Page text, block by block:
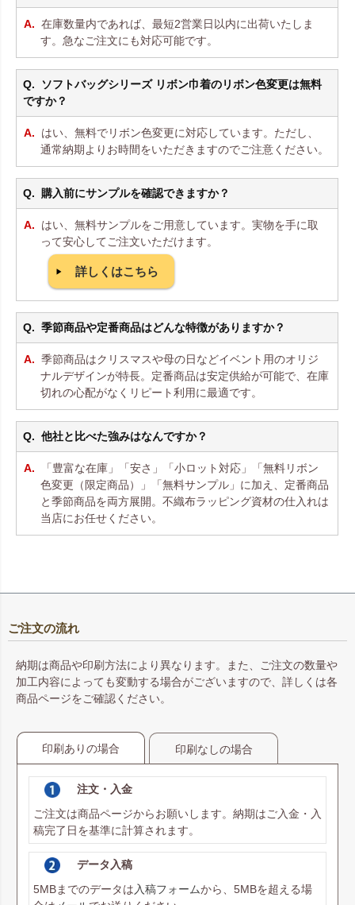
在庫数量内であれば、最短2営業日以内に出荷いたしま
す。急なご注文にも対応可能です。
ソフトバッグシリーズ リボン巾着のリボン色変更は無料
ですか？
はい、無料でリボン色変更に対応しています。ただし、
通常納期よりお時間をいただきますのでご注意ください。
購入前にサンプルを確認できますか？
はい、無料サンプルをご用意しています。実物を手に取
って安心してご注文いただけます。
詳しくはこちら
季節商品や定番商品はどんな特徴がありますか？
季節商品はクリスマスや母の日などイベント用のオリジ
ナルデザインが特長。定番商品は安定供給が可能で、在庫
切れの心配がなくリピート利用に最適です。
他社と比べた強みはなんですか？
「豊富な在庫」「安さ」「小ロット対応」「無料リボン
色変更（限定商品）」「無料サンプル」に加え、定番商品
と季節商品を両方展開。不織布ラッピング資材の仕入れは
当店にお任せください。
ご注文の流れ
納期は商品や印刷方法により異なります。また、ご注文の数量や
加工内容によっても変動する場合がございますので、詳しくは各
商品ページをご確認ください。
印刷ありの場合 印刷なしの場合
注文・入金
ご注文は商品ページからお願いします。納期はご入金・入
稿完了日を基準に計算されます。
データ入稿
5MBまでのデータは 入稿フォームから、5MBを超える場